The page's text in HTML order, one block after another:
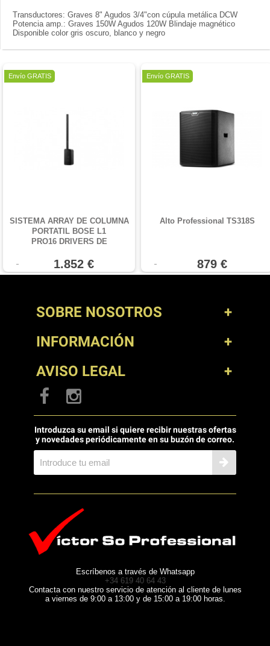
Transductores: Graves 8" Agudos 3/4"con cúpula metálica DCW
Potencia amp.: Graves 150W Agudos 120W Blindaje magnético
Disponible color gris oscuro, blanco y negro
SISTEMA ARRAY DE COLUMNA
PORTATIL BOSE L1
PRO16 DRIVERS DE
1.852 €
Oferta
Envío GRATIS
Alto Professional TS318S
879 €
Oferta
Envío GRATIS
SOBRE NOSOTROS
INFORMACIÓN
AVISO LEGAL
Introduzca su email si quiere recibir nuestras ofertas
y novedades periódicamente en su buzón de correo.
Escríbenos a través de Whatsapp
+34 619 40 64 43
Contacta con nuestro servicio de atención al cliente de lunes
a viernes de 9:00 a 13:00 y de 15:00 a 19:00 horas.